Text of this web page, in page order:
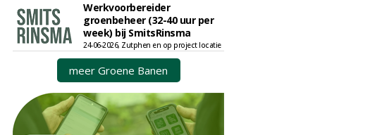
Werkvoorbereider
groenbeheer (32-40 uur per
week) bij SmitsRinsma
24-06-2026, Zutphen en op project locatie
meer Groene Banen